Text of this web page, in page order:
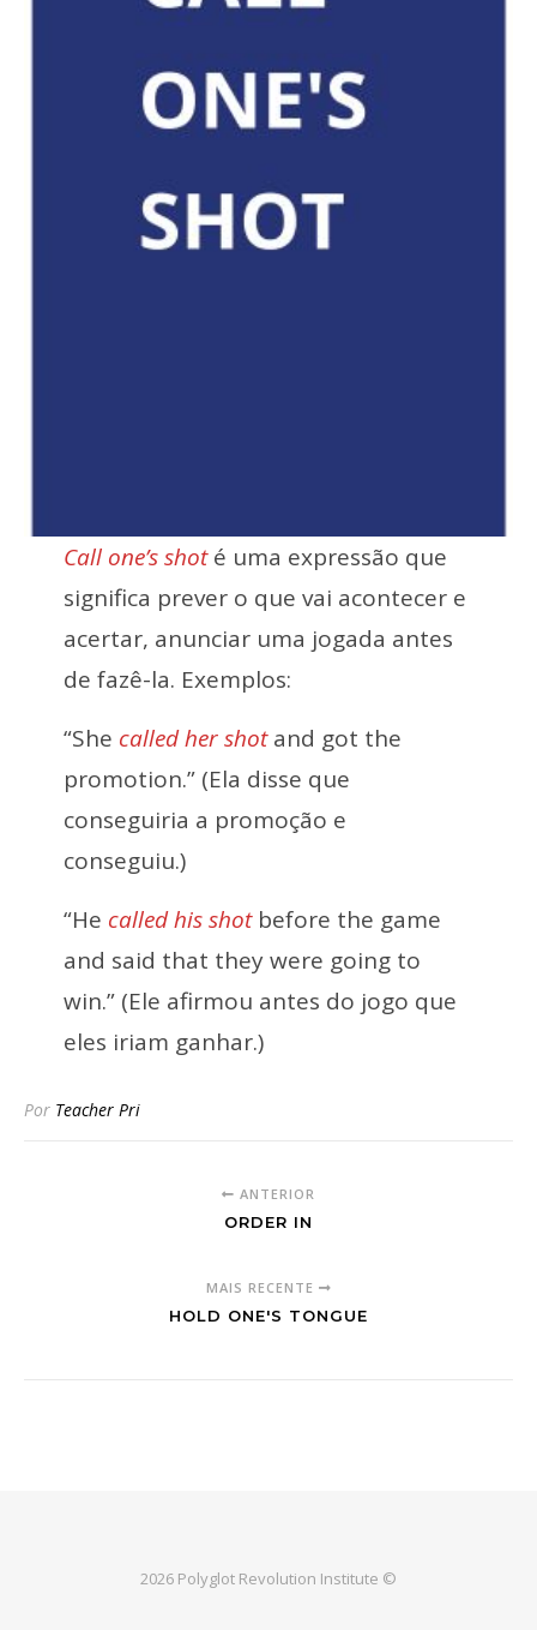
Call one’s shoté uma expressão que
significa prever o que vai acontecer e
acertar, anunciar uma jogada antes
de fazê-la. Exemplos:
“She called her shotand got the
promotion.” (Ela disse que
conseguiria a promoção e
conseguiu.)
“He called his shotbefore the game
and said that they were going to
win.” (Ele afirmou antes do jogo que
eles iriam ganhar.)
Por Teacher Pri
ANTERIOR
ORDER IN
MAIS RECENTE
HOLD ONE'S TONGUE
2026 Polyglot Revolution Institute ©